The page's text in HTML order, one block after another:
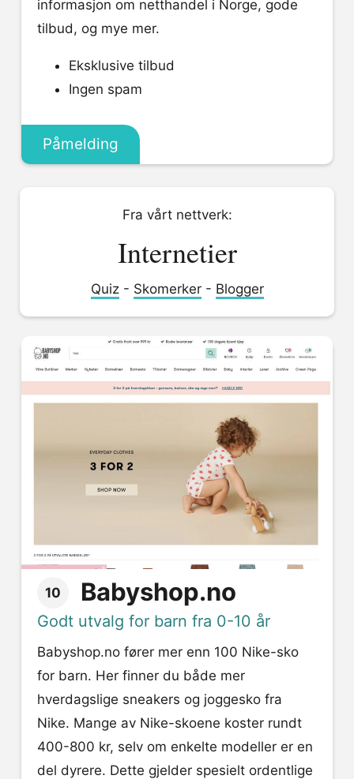
informasjon om netthandel i Norge, gode
tilbud, og mye mer.
Eksklusive tilbud
Ingen spam
Påmelding
Fra vårt nettverk:
Internetier
Quiz- Skomerker- Blogger
10 Babyshop.no
Godt utvalg for barn fra 0-10 år
Babyshop.no fører mer enn 100 Nike-sko
for barn. Her finner du både mer
hverdagslige sneakers og joggesko fra
Nike. Mange av Nike-skoene koster rundt
400-800 kr, selv om enkelte modeller er en
del dyrere. Dette gjelder spesielt ordentlige